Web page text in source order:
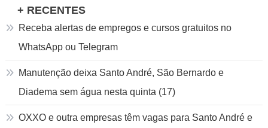
+ RECENTES
Receba alertas de empregos e cursos gratuitos no
WhatsApp ou Telegram
Manutenção deixa Santo André, São Bernardo e
Diadema sem água nesta quinta (17)
OXXO e outra empresas têm vagas para Santo André e